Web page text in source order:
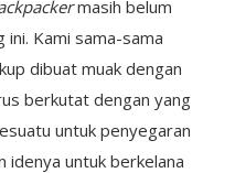
masih belum
Kami sama-sama
dibuat muak dengan
berkutat dengan yang
untuk penyegaran
idenya untuk berkelana